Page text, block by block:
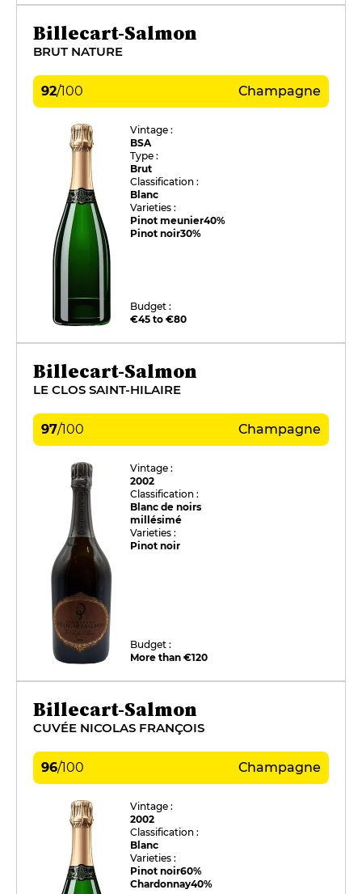
Billecart-Salmon
BRUT NATURE
92/100 Champagne
Vintage :
BSA
Type :
Brut
Classification :
Blanc
Varieties :
Pinot meunier40%
Pinot noir30%
Budget :
€45 to €80
Billecart-Salmon
LE CLOS SAINT-HILAIRE
97/100 Champagne
Vintage :
2002
Classification :
Blanc de noirs
millésimé
Varieties :
Pinot noir
Budget :
More than €120
Billecart-Salmon
CUVÉE NICOLAS FRANÇOIS
96/100 Champagne
Vintage :
2002
Classification :
Blanc
Varieties :
Pinot noir60%
Chardonnay40%